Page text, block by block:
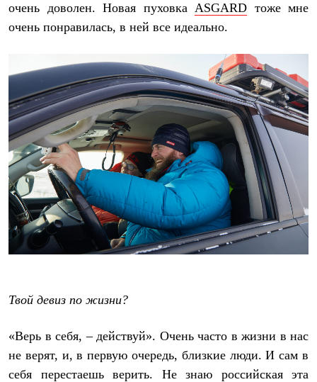
очень доволен. Новая пуховка ASGARD тоже мне
очень понравилась, в ней все идеально.
Твой девиз по жизни?
«Верь в себя, – действуй». Очень часто в жизни в нас
не верят, и, в первую очередь, близкие люди. И сам в
себя перестаешь верить. Не знаю российская эта